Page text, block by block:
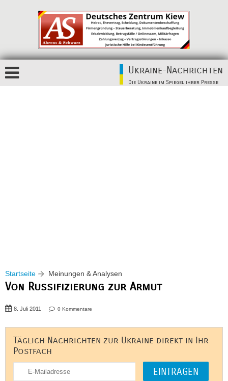
Ukraine-Nachrichten
Die Ukraine im Spiegel ihrer Presse
Startseite Meinungen & Analysen
Von Russifizierung zur Armut
8. Juli 2011 0 Kommentare
Täglich Nachrichten zur Ukraine direkt in Ihr
Postfach